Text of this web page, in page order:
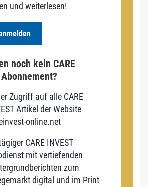
und weiterlesen!
noch kein CARE
Abonnement?
Zugriff auf alle CARE
Artikel der Website
online.net
CARE INVEST
mit vertiefenden
zum
digital und im Print